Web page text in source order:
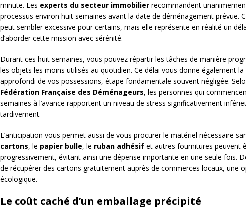
minute. Les experts du secteur immobilierrecommandent
processus environ huit semaines avant la date de déménagement prévue.
peut sembler excessive pour certains, mais elle représente en réalité un
d’aborder cette mission avec sérénité.
Durant ces huit semaines, vous pouvez répartir les tâches de manière
les objets les moins utilisés au quotidien. Ce délai vous donne également
approfondi de vos possessions, étape fondamentale souvent négligée.
Fédération Française des Déménageurs, les personnes qui
semaines à l’avance rapportent un niveau de stress significativement
tardivement.
L’anticipation vous permet aussi de vous procurer le matériel nécessaire
cartons, le papier bulle, le ruban adhésifet autres fournitures peuvent
progressivement, évitant ainsi une dépense importante en une seule fois.
de récupérer des cartons gratuitement auprès de commerces locaux, une
écologique.
Le coût caché d’un emballage précipité